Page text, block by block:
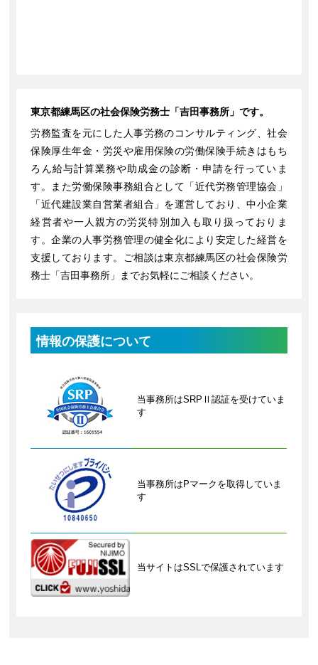
東京都練馬区の社会保険労務士「吉田事務所」です。
労務監査を元にした人事労務のコンサルティング、社会
保険厚生年金・労災や雇用保険の労働保険手続きはもち
ろん給与計算業務や助成金の診断・申請を行っていま
す。また労働保険事務組合として「近代労務管理協会」
「近代建設業自営業者組合」を運営しており、中小企業
経営者や一人親方の労災特別加入も取り扱っておりま
す。企業の人事労務管理の健全化により安定した経営を
支援しております。ご相談は東京都練馬区の社会保険労
務士「吉田事務所」までお気軽にご相談ください。
情報の保護について
当事務所はSRPⅡ認証を受けていま
す
当事務所はPマークを取得していま
す
当サイトはSSLで保護されています